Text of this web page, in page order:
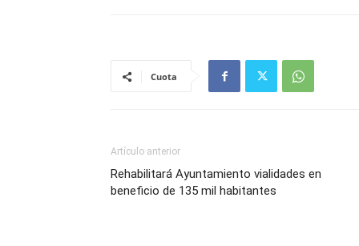
Cuota
Artículo anterior
Rehabilitará Ayuntamiento vialidades en
beneficio de 135 mil habitantes